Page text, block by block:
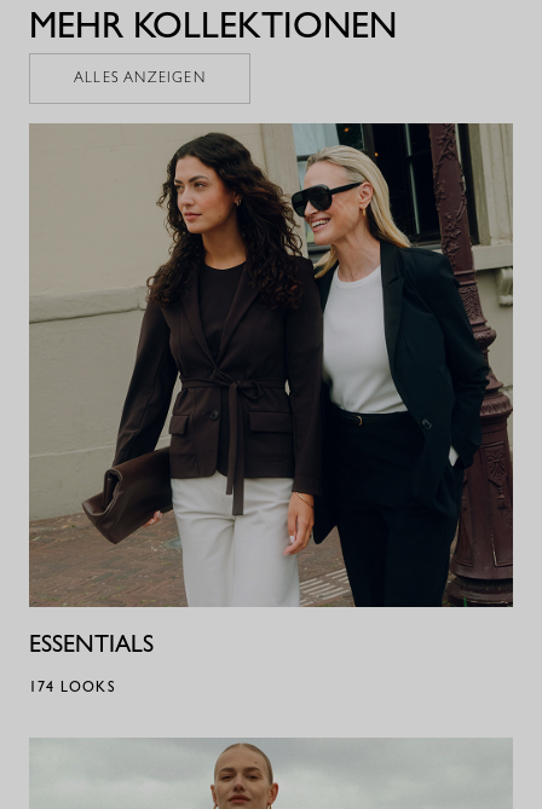
MEHR KOLLEKTIONEN
ALLES ANZEIGEN
ESSENTIALS
174 LOOKS